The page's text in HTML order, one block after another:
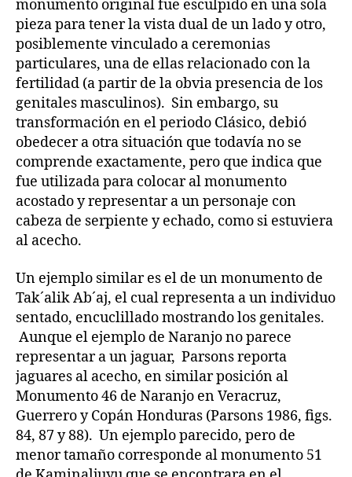
monumento original fue esculpido en una sola
pieza para tener la vista dual de un lado y otro,
posiblemente vinculado a ceremonias
particulares, una de ellas relacionado con la
fertilidad (a partir de la obvia presencia de los
genitales masculinos). Sin embargo, su
transformación en el periodo Clásico, debió
obedecer a otra situación que todavía no se
comprende exactamente, pero que indica que
fue utilizada para colocar al monumento
acostado y representar a un personaje con
cabeza de serpiente y echado, como si estuviera
al acecho.
Un ejemplo similar es el de un monumento de
Tak´alik Ab´aj, el cual representa a un individuo
sentado, encuclillado mostrando los genitales.
Aunque el ejemplo de Naranjo no parece
representar a un jaguar, Parsons reporta
jaguares al acecho, en similar posición al
Monumento 46 de Naranjo en Veracruz,
Guerrero y Copán Honduras (Parsons 1986, figs.
84, 87 y 88). Un ejemplo parecido, pero de
menor tamaño corresponde al monumento 51